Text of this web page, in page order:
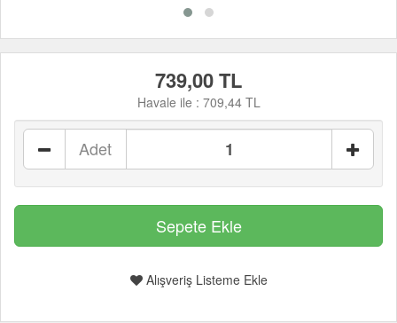
739,00 TL
Havale ile : 709,44 TL
Adet
Alışveriş Listeme Ekle